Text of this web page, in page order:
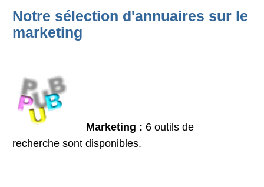
Notre sélection d'annuaires sur le
marketing
Marketing : 6 outils de
recherche sont disponibles.